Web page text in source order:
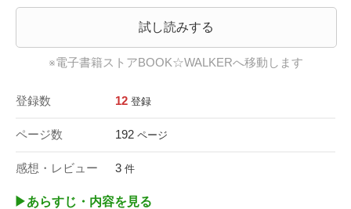
試し読みする
※電子書籍ストアBOOK☆WALKERへ移動します
登録数 12 登録
ページ数 192 ページ
感想・レビュー 3 件
▶︎あらすじ・内容を見る